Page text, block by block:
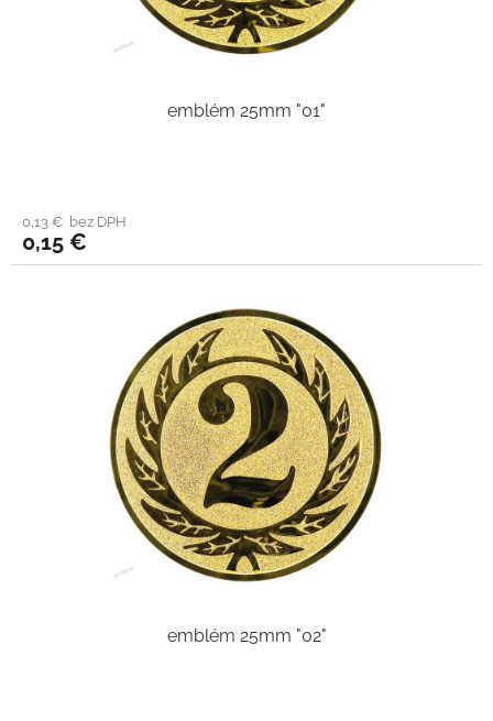
emblém 25mm "01"
0,13 € bez DPH
0,15 €
emblém 25mm "02"